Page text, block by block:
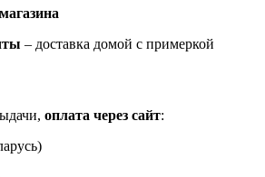
– доставка домой с примеркой
оплата через сайт: